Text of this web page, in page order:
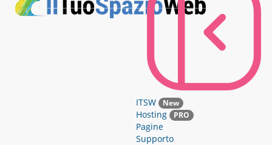
ITSW New
Hosting PRO
Pagine
Supporto